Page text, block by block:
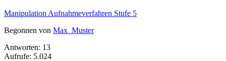
Manipulation Aufnahmeverfahren Stufe 5
Begonnen von Max_Muster
Antworten: 13
Aufrufe: 5.024